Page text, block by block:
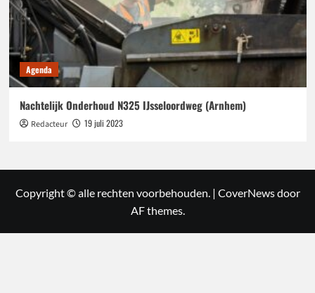
Agenda
Nachtelijk Onderhoud N325 IJsseloordweg (Arnhem)
Redacteur 19 juli 2023
Copyright © alle rechten voorbehouden. | CoverNewsdoor
AF themes.